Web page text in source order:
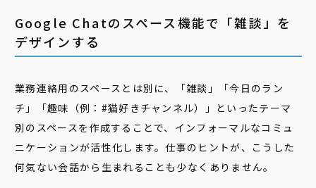
Google Chatのスペース機能で「雑談」を
デザインする
業務連絡用のスペースとは別に、「雑談」「今日のラン
チ」「趣味（例：#猫好きチャンネル）」といったテーマ
別のスペースを作成することで、インフォーマルなコミュ
ニケーションが活性化します。仕事のヒントが、こうした
何気ない会話から生まれることも少なくありません。